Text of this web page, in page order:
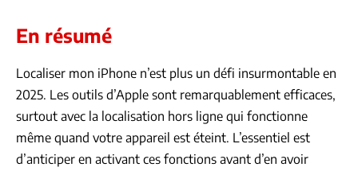
En résumé
Localiser mon iPhone n’est plus un défi insurmontable en
2025. Les outils d’Apple sont remarquablement efficaces,
surtout avec la localisation hors ligne qui fonctionne
même quand votre appareil est éteint. L’essentiel est
d’anticiper en activant ces fonctions avant d’en avoir